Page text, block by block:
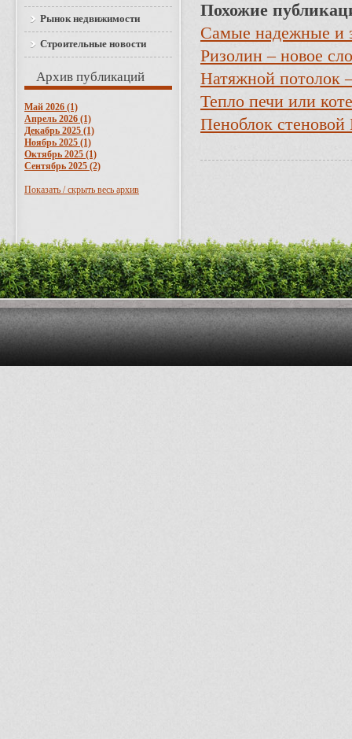
Похожие
Самые надежные и
Ризолин – новое
Натяжной потолок
Тепло печи или
Пеноблок стеновой
Рынок недвижимости
Строительные новости
Архив публикаций
Май 2026 (1)
Апрель 2026 (1)
Декабрь 2025 (1)
Ноябрь 2025 (1)
Октябрь 2025 (1)
Сентябрь 2025 (2)
Показать / скрыть весь архив